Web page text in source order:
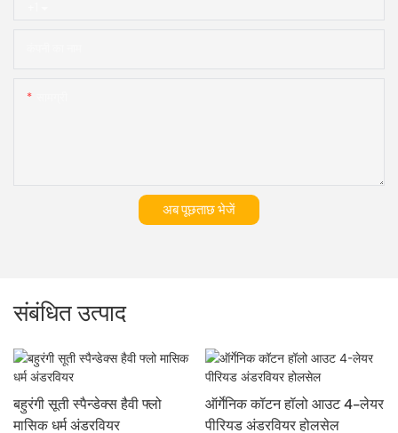
अब पूछताछ भेजें
संबंधित उत्पाद
बहुरंगी सूती स्पैन्डेक्स हैवी फ्लो
मासिक धर्म अंडरवियर
ऑर्गेनिक कॉटन हॉलो आउट 4-लेयर
पीरियड अंडरवियर होलसेल